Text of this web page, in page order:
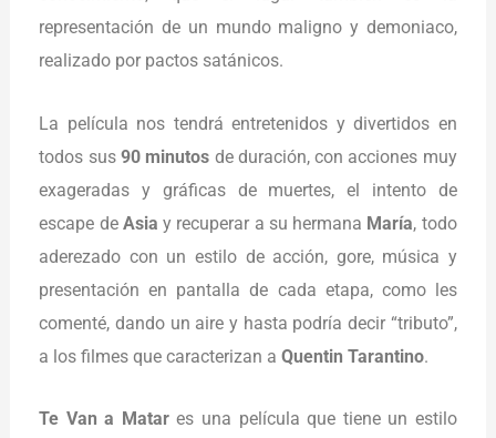
representación de un mundo maligno y demoniaco,
realizado por pactos satánicos.
La película nos tendrá entretenidos y divertidos en
todos sus 90 minutos de duración, con acciones muy
exageradas y gráficas de muertes, el intento de
escape de Asia y recuperar a su hermana María, todo
aderezado con un estilo de acción, gore, música y
presentación en pantalla de cada etapa, como les
comenté, dando un aire y hasta podría decir “tributo”,
a los filmes que caracterizan aQuentin Tarantino.
Te Van a Matares una película que tiene un estilo